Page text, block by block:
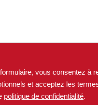
vous consentez à
et acceptez les
politique de confidentialité.